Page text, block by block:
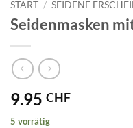
START / SEIDENE
Seidenmasken
9.95 CHF
5 vorrätig